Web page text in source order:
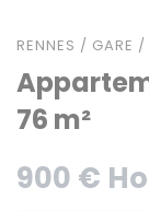
RENNES / GARE /
76 m²
900 €